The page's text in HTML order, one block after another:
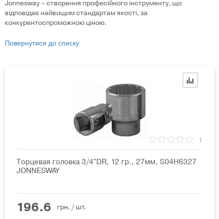
Jonnesway – створення професійного інструменту, що
відповідає найвищим стандартам якості, за
конкурентоспроможною ціною.
Повернутися до списку
1
Торцевая головка 3/4"DR, 12 гр., 27мм, S04H6327
JONNESWAY
196.6 грн. / шт.